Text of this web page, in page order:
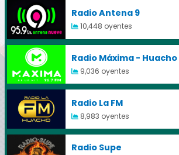
Radio Antena 9
10,448 oyentes
Radio Máxima - Huacho
9,036 oyentes
Radio La FM
8,983 oyentes
Radio Supe